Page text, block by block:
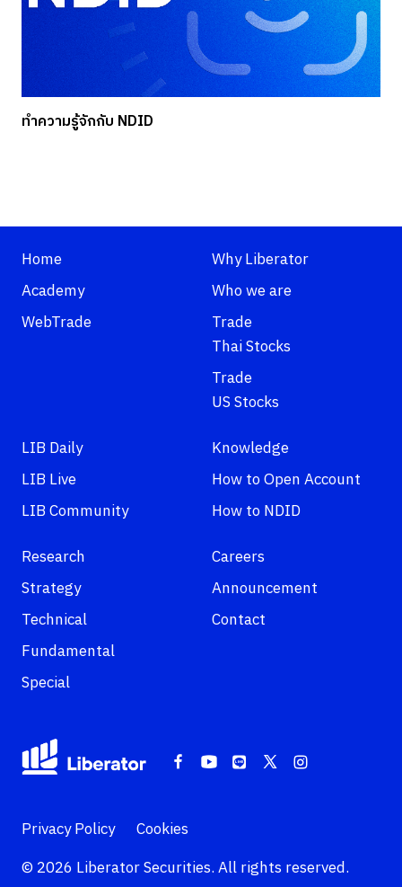
ทำความรู้จักกับ NDID
Home
Academy
WebTrade
Why Liberator
Who we are
Trade
Thai Stocks
Trade
US Stocks
LIB Daily
LIB Live
LIB Community
Knowledge
How to Open Account
How to NDID
Research
Strategy
Technical
Fundamental
Special
Careers
Announcement
Contact
Privacy Policy
Cookies
© 2026 Liberator Securities. All rights reserved.